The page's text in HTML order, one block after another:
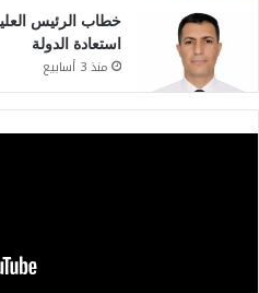
خطاب الرئيس
استعادة الدولة
منذ 3 أسابيع